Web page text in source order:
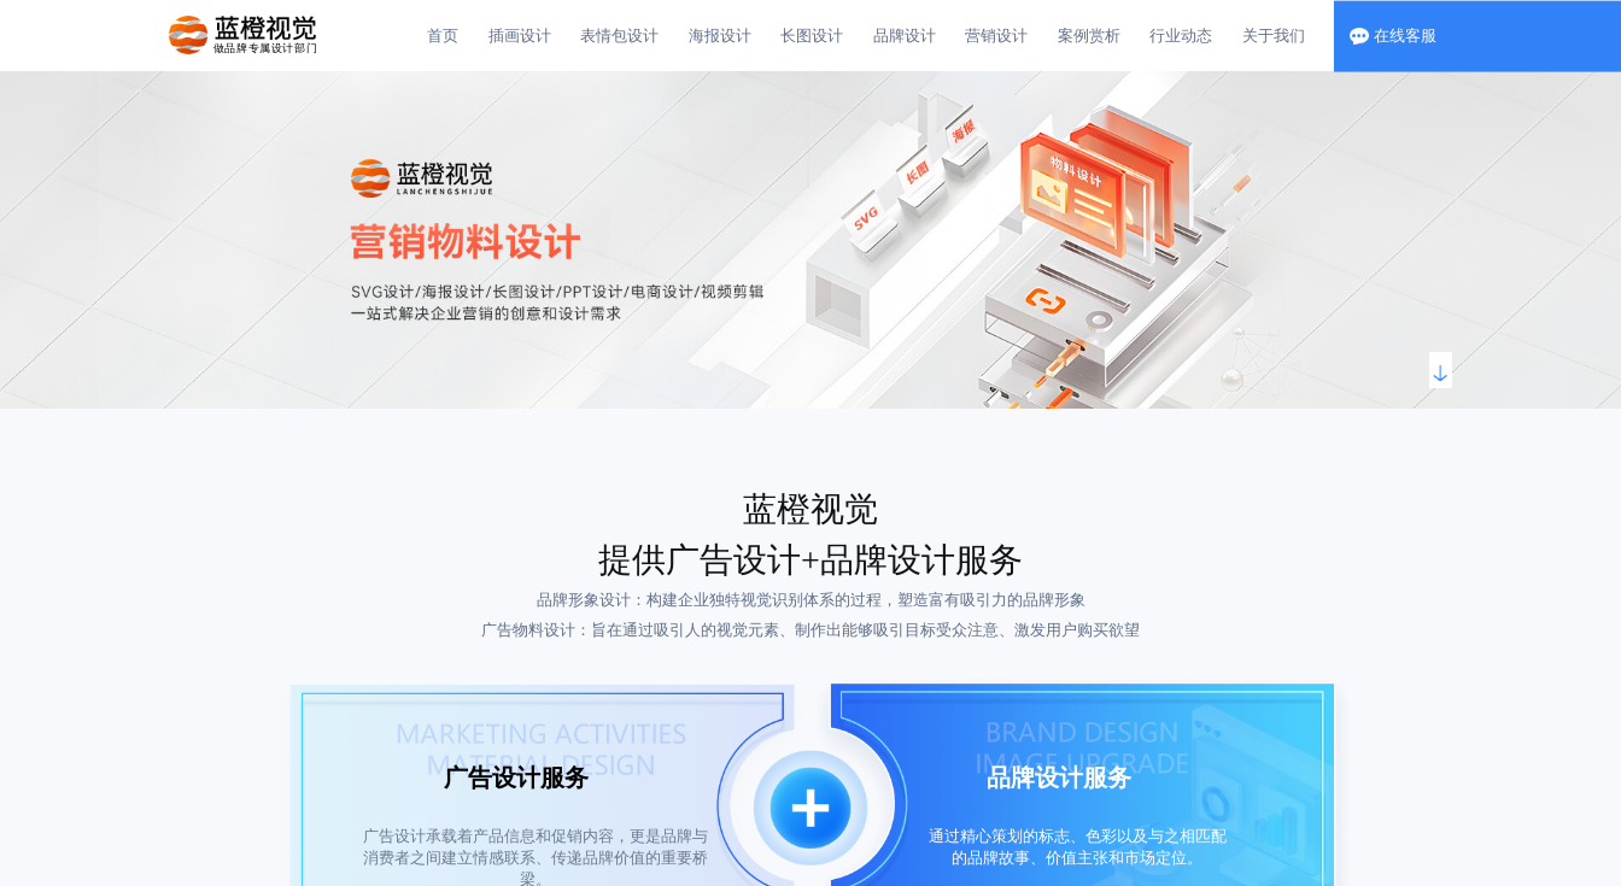
做品牌专属设计部门
首页 插画设计 表情包设计 海报设计 长图设计 品牌设计 营销设计 案例赏析 行业动态 关于我们 在线客服
蓝橙视觉
提供广告设计+品牌设计服务
品牌形象设计：构建企业独特视觉识别体系的过程，塑造富有吸引力的品牌形象
广告物料设计：旨在通过吸引人的视觉元素、制作出能够吸引目标受众注意、激发用户购买欲望
广告设计服务
广告设计承载着产品信息和促销内容，更是品牌与
消费者之间建立情感联系、传递品牌价值的重要桥
梁。
品牌设计服务
通过精心策划的标志、色彩以及与之相匹配
的品牌故事、价值主张和市场定位。